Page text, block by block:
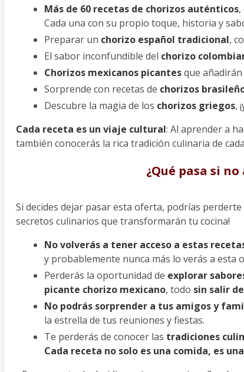
Más de 60 recetas de chorizos auténticos
Cada una con su propio toque, historia y
Preparar un chorizo español tradicional,
El sabor inconfundible del chorizo
Chorizos mexicanos picantesque
Sorprende con recetas de chorizos
Descubre la magia de los chorizos griegos,
Cada receta es un viaje cultural: Al aprender a
también conocerás la rica tradición culinaria de
¿Qué pasa si
Si decides dejar pasar esta oferta, podrías perderte
secretos culinarios que transformarán tu cocina!
No volverás a tener acceso a estas
y probablemente nunca más lo verás a esta
Perderás la oportunidad de explorar
picante chorizo mexicano, todo sin salir
No podrás sorprender a tus amigos y
la estrella de tus reuniones y fiestas.
Te perderás de conocer las tradiciones
Cada receta no solo es una comida, es